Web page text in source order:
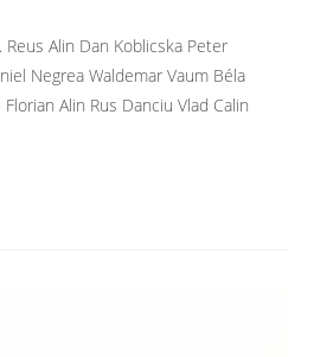
Reus Alin Dan Koblicska Peter
Negrea Waldemar Vaum Béla
Alin Rus Danciu Vlad Calin